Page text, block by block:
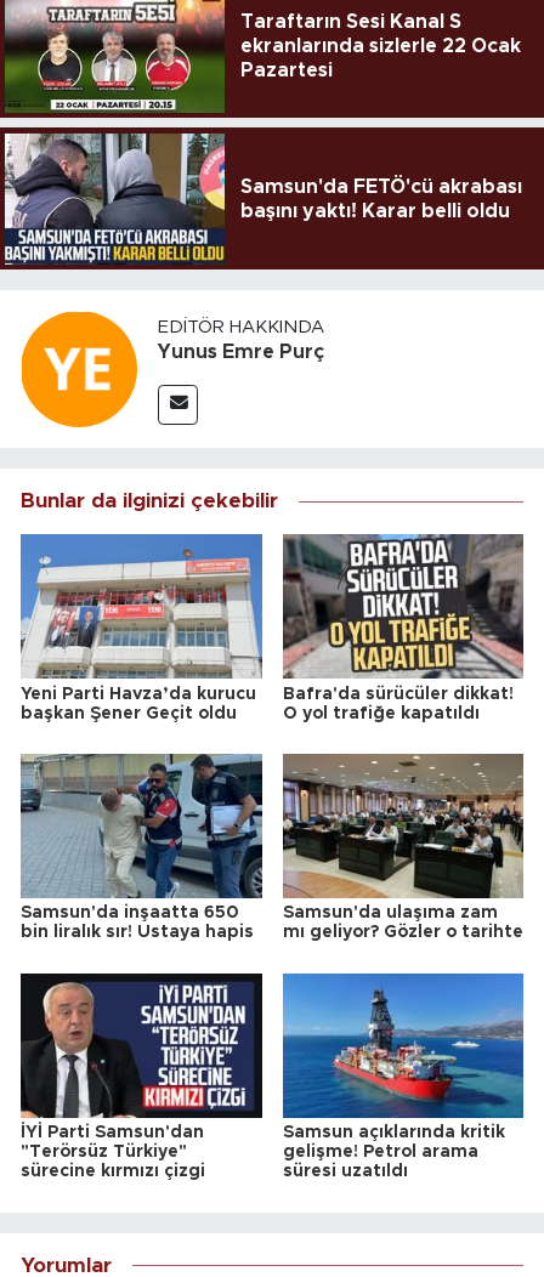
Taraftarın Sesi Kanal S
ekranlarında sizlerle 22 Ocak
Pazartesi
Samsun'da FETÖ'cü akrabası
başını yaktı! Karar belli oldu
EDITÖR HAKKINDA
Yunus Emre Purç
Bunlar da ilginizi çekebilir
Yeni Parti Havza’da kurucu
başkan Şener Geçit oldu
Bafra'da sürücüler dikkat!
O yol trafiğe kapatıldı
Samsun'da inşaatta 650
bin liralık sır! Ustaya hapis
Samsun'da ulaşıma zam
mı geliyor? Gözler o tarihte
İYİ Parti Samsun'dan
"Terörsüz Türkiye"
sürecine kırmızı çizgi
Samsun açıklarında kritik
gelişme! Petrol arama
süresi uzatıldı
Yorumlar